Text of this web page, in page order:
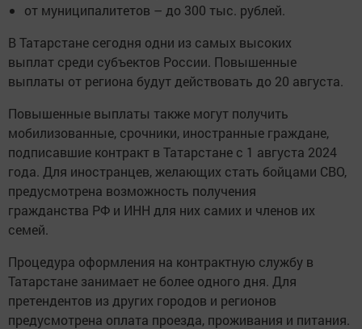
от муниципалитетов – до 300 тыс. рублей.
В Татарстане сегодня одни из самых высоких
выплат среди субъектов России. Повышенные
выплаты от региона будут действовать до 20 августа.
Повышенные выплаты также могут получить
мобилизованные, срочники, иностранные граждане,
подписавшие контракт в Татарстане с 1 августа 2024
года. Для иностранцев, желающих стать бойцами СВО,
предусмотрена возможность получения
гражданства РФ и ИНН для них самих и членов их
семей.
Процедура оформления на контрактную службу в
Татарстане занимает не более одного дня. Для
претендентов из других городов и регионов
предусмотрена оплата проезда, проживания и питания.